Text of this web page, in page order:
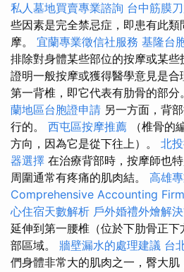
私人墓地買賣專業諮詢 台中筋膜
些因素是完全禁忌症，即患有此
摩。 宜蘭專業徵信社服務 基隆台
排除對身體某些部位的按摩或某
證明一般按摩或獲得醫學意見是
第一背椎，即它代表有肋骨的部分
蘭地區台胞證申請 另一方面，背
行的。 西屯區按摩推薦
（椎骨的
方向，因為它是從下往上）。 北
器選擇 在治療背部時，按摩師也
周圍通常有疼痛的肌肉結。 高雄
Comprehensive Accounting
心住宿天數解析 戶外婚禮外燴解
延伸到第一腰椎（位於下肋骨正
部區域。 牆壁漏水的處理建議 台
們身體非常大的肌肉之一，臀大